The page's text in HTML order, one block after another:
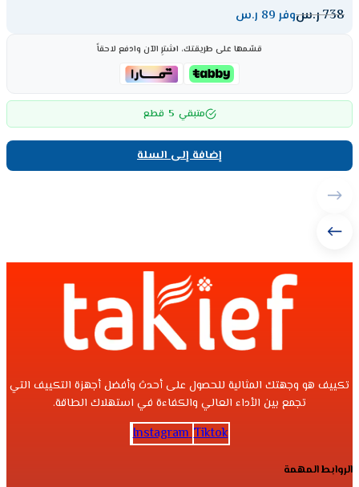
738ر.سوفر 89 ر.س
قسّمها على طريقتك، اشترِ الآن وادفع لاحقاً
متبقي 5 قطع
إضافة إلى السلة
تكييف هو وجهتك المثالية للحصول على أحدث وأفضل أجهزة التكييف التي
تجمع بين الأداء العالي والكفاءة في استهلاك الطاقة.
Instagram Tiktok
الروابط المهمة